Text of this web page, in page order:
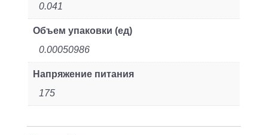
0.041
Объем упаковки (ед)
0.00050986
Напряжение питания
175